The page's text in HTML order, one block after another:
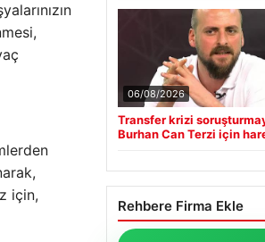
için,
06/08/2026
Transfer krizi
Burhan Can Terzi için
Rehbere Firma Ekle